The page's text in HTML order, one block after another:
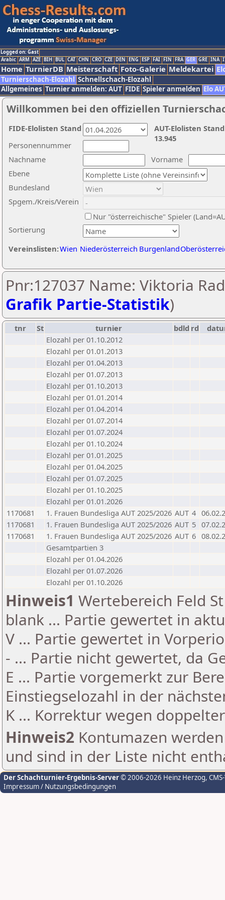
Logged on: Gast
Arabic ARM AZE BIH BUL CAT CHN CRO CZE DEN ENG ESP FAI FIN FRA GER GRE INA
Home TurnierDB Meisterschaft Foto-Galerie Meldekartei
Turnierschach-Elozahl Schnellschach-Elozahl
Allgemeines Turnier anmelden: AUT FIDE Spieler anmelden Elo
Willkommen bei den offiziellen
Nachname
Vorname
Ebene
Sortierung
Personennummer
Bundesland
Spgem./Kreis/Verein
Nur "österreichische" Spieler
Vereinslisten:Wien Niederösterreich Burgenland
AUT-Elolisten
13.945
FIDE-Elolisten Stand
Pnr:127037 Name: Viktoria
Grafik Partie-Statistik)
tnr St turnier bdld rd
Elozahl per 01.10.2012
Elozahl per 01.01.2013
Elozahl per 01.04.2013
Elozahl per 01.07.2013
Elozahl per 01.10.2013
Elozahl per 01.01.2014
Elozahl per 01.04.2014
Elozahl per 01.07.2014
Elozahl per 01.07.2024
Elozahl per 01.10.2024
Elozahl per 01.01.2025
Elozahl per 01.04.2025
Elozahl per 01.07.2025
Elozahl per 01.10.2025
Elozahl per 01.01.2026
1170681
1. Frauen Bundesliga AUT 2025/2026 AUT 4
1170681
1. Frauen Bundesliga AUT 2025/2026 AUT 5
1170681
1. Frauen Bundesliga AUT 2025/2026 AUT 6
Gesamtpartien 3
Elozahl per 01.04.2026
Elozahl per 01.07.2026
Elozahl per 01.10.2026
Hinweis1 Wertebereich Feld
blank ... Partie gewertet in
V ... Partie gewertet in
- ... Partie nicht gewertet, da
E ... Partie vorgemerkt zur
Einstiegselozahl in der
K ... Korrektur wegen
Hinweis2 Kontumazen
und sind in der Liste nicht
Der Schachturnier-Ergebnis-Server© 2006-2026 Heinz Herzog,
Impressum / Nutzungsbedingungen